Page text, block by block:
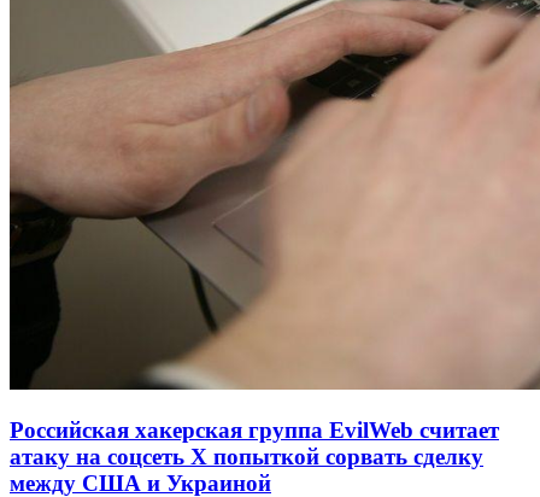
Российская хакерская группа EvilWeb считает
атаку на соцсеть Х попыткой сорвать сделку
между США и Украиной